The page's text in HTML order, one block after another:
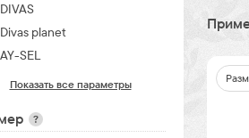
DIVAS
Divas planet
AY-SEL
Показать все параметры
?